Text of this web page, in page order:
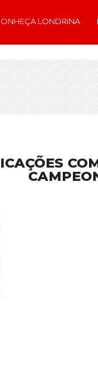
LONDRINA